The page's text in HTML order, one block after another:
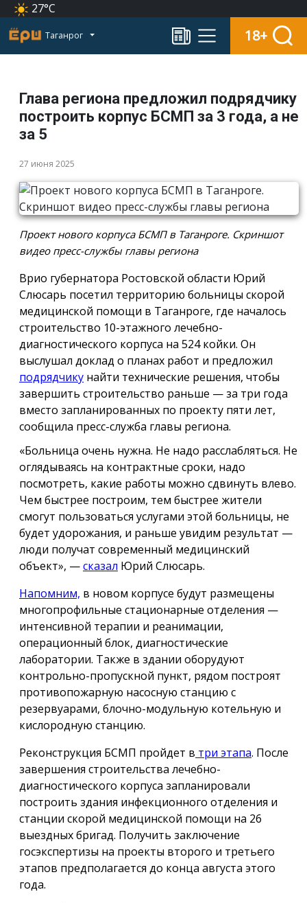
27°C
Таганрог 18+
Глава региона предложил подрядчику
построить корпус БСМП за 3 года, а не
за 5
27 июня 2025
Проект нового корпуса БСМП в Таганроге. Скриншот
видео пресс-службы главы региона
Врио губернатора Ростовской области Юрий
Слюсарь посетил территорию больницы скорой
медицинской помощи в Таганроге, где началось
строительство 10-этажного лечебно-
диагностического корпуса на 524 койки. Он
выслушал доклад о планах работ и предложил
подрядчику найти технические решения, чтобы
завершить строительство раньше — за три года
вместо запланированных по проекту пяти лет,
сообщила пресс-служба главы региона.
«Больница очень нужна. Не надо расслабляться. Не
оглядываясь на контрактные сроки, надо
посмотреть, какие работы можно сдвинуть влево.
Чем быстрее построим, тем быстрее жители
смогут пользоваться услугами этой больницы, не
будет удорожания, и раньше увидим результат —
люди получат современный медицинский
объект», —сказал Юрий Слюсарь.
Напомним, в новом корпусе будут размещены
многопрофильные стационарные отделения —
интенсивной терапии и реанимации,
операционный блок, диагностические
лаборатории. Также в здании оборудуют
контрольно-пропускной пункт, рядом построят
противопожарную насосную станцию с
резервуарами, блочно-модульную котельную и
кислородную станцию.
Реконструкция БСМП пройдет в три этапа. После
завершения строительства лечебно-
диагностического корпуса запланировали
построить здания инфекционного отделения и
станции скорой медицинской помощи на 26
выездных бригад. Получить заключение
госэкспертизы на проекты второго и третьего
этапов предполагается до конца августа этого
года.